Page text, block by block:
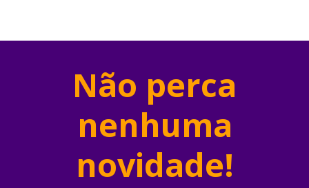
Não perca
nenhuma
novidade!